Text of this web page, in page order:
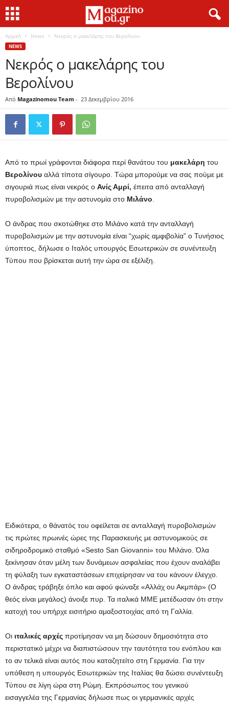
Αρχική News Νεκρός ο μακελάρης του Βερολίνου
NEWS
Νεκρός ο μακελάρης του
Βερολίνου
Από Magazinomou Team - 23 Δεκεμβρίου 2016
Από το πρωί γράφονται διάφορα περί θανάτου του μακελάρη του
Βερολίνου αλλά τίποτα σίγουρο. Τώρα μπορούμε να σας πούμε με
σιγουριά πως είναι νεκρός ο Ανίς Αμρί, έπειτα από ανταλλαγή
πυροβολισμών με την αστυνομία στο Μιλάνο
Ο άνδρας που σκοτώθηκε στο Μιλάνο κατά την ανταλλαγή
πυροβολισμών με την αστυνομία είναι “χωρίς αμφιβολία” ο Τυνήσιος
ύποπτος, δήλωσε ο Ιταλός υπουργός Εσωτερικών σε συνέντευξη
Τύπου που βρίσκεται αυτή την ώρα σε εξέλιξη.
Ειδικότερα, ο θάνατός του οφείλεται σε ανταλλαγή πυροβολισμών
τις πρώτες πρωινές ώρες της Παρασκευής με αστυνομικούς σε
σιδηροδρομικό σταθμό «Sesto San Giovanni» του Μιλάνο. Όλα
ξεκίνησαν όταν μέλη των δυνάμεων ασφαλείας που έχουν αναλάβει
τη φύλαξη των εγκαταστάσεων επιχείρησαν να του κάνουν έλεγχο.
Ο άνδρας τράβηξε όπλο και αφού φώναξε «Αλλάχ ου Ακμπάρ» (Ο
θεός είναι μεγάλος) άνοιξε πυρ. Τα ιταλικά ΜΜΕ μετέδωσαν ότι στην
κατοχή του υπήρχε εισιτήριο αμαξοστοιχίας από τη Γαλλία.
Οι ιταλικές αρχές προτίμησαν να μη δώσουν δημοσιότητα στο
περιστατικό μέχρι να διαπιστώσουν την ταυτότητα του ενόπλου και
το αν τελικά είναι αυτός που καταζητείτο στη Γερμανία. Για την
υπόθεση η υπουργός Εσωτερικών της Ιταλίας θα δώσει συνέντευξη
Τύπου σε λίγη ώρα στη Ρώμη. Εκπρόσωπος του γενικού
εισαγγελέα της Γερμανίας δήλωσε πως οι γερμανικές αρχές